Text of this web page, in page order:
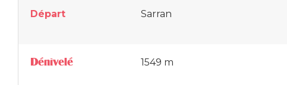
Départ Sarran
Dénivelé 1549 m